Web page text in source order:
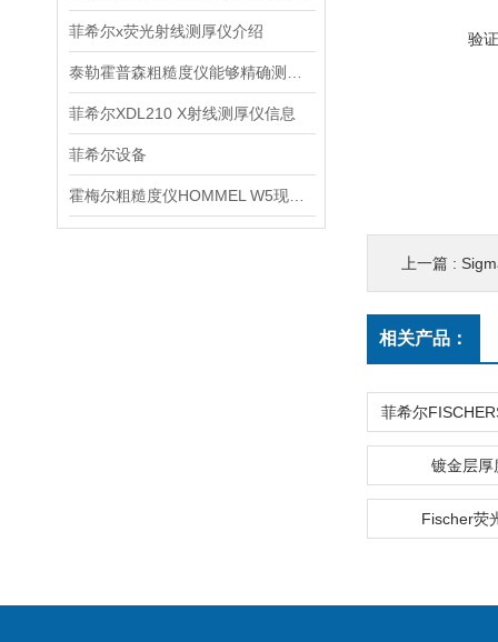
菲希尔x荧光射线测厚仪介绍
菲希尔XDL210 X射线测厚仪信息
菲希尔设备
验
上一篇 :
相关产品：
镀金层厚
Fischer荧